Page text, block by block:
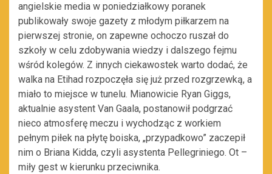
angielskie media w poniedziałkowy poranek
publikowały swoje gazety z młodym piłkarzem na
pierwszej stronie, on zapewne ochoczo ruszał do
szkoły w celu zdobywania wiedzy i dalszego fejmu
wśród kolegów. Z innych ciekawostek warto dodać, że
walka na Etihad rozpoczęła się już przed rozgrzewką, a
miało to miejsce w tunelu. Mianowicie Ryan Giggs,
aktualnie asystent Van Gaala, postanowił podgrzać
nieco atmosferę meczu i wychodząc z workiem
pełnym piłek na płytę boiska, „przypadkowo” zaczepił
nim o Briana Kidda, czyli asystenta Pellegriniego. Ot –
miły gest w kierunku przeciwnika.